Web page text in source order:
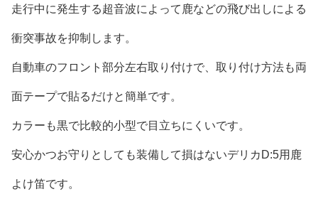
走行中に発生する超音波によって鹿などの飛び出しによる
衝突事故を抑制します。
自動車のフロント部分左右取り付けで、取り付け方法も両
面テープで貼るだけと簡単です。
カラーも黒で比較的小型で目立ちにくいです。
安心かつお守りとしても装備して損はないデリカD:5用鹿
よけ笛です。